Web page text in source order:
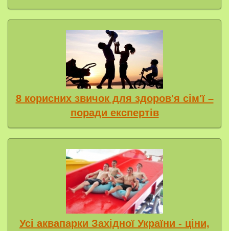
8 корисних звичок для здоров'я сім'ї –
поради експертів
Усі аквапарки Західної України - ціни,